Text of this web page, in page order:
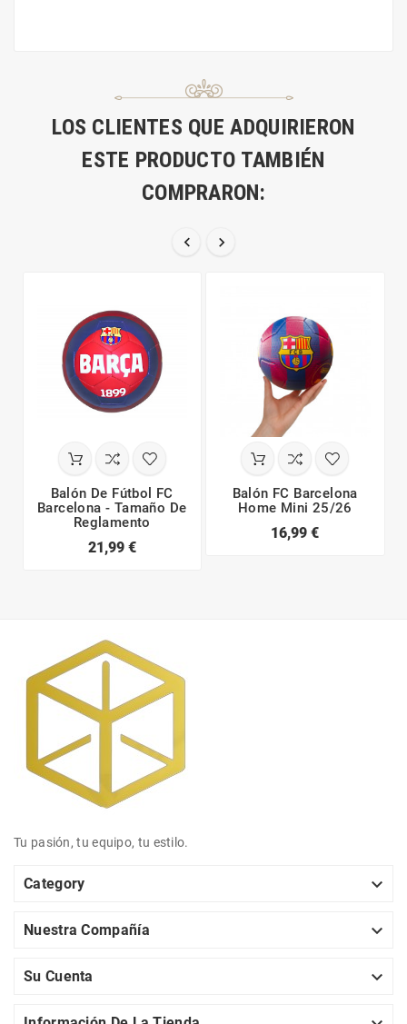
LOS CLIENTES QUE ADQUIRIERON
ESTE PRODUCTO TAMBIÉN
COMPRARON:
 
Balón De Fútbol FC
Barcelona - Tamaño De
Reglamento
21,99 €
Balón FC Barcelona
Home Mini 25/26
16,99 €
Tu pasión, tu equipo, tu estilo.
Category 
Nuestra Compañía 
Su Cuenta 